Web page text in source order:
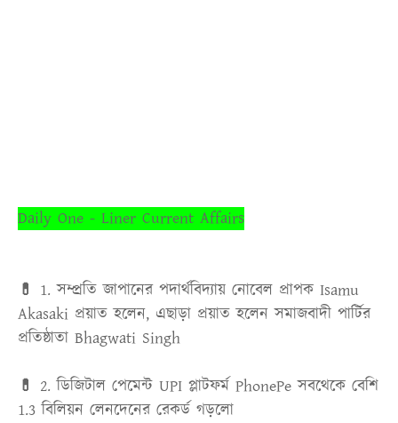
Daily One - Liner Current Affairs
💊 1. সম্প্রতি জাপানের পদার্থবিদ্যায় নোবেল প্রাপক Isamu
Akasaki প্রয়াত হলেন, এছাড়া প্রয়াত হলেন সমাজবাদী পার্টির
প্রতিষ্ঠাতা Bhagwati Singh
💊 2.ডিজিটাল পেমেন্ট UPI প্লাটফর্ম PhonePe সবথেকে বেশি
1.3 বিলিয়ন লেনদেনের রেকর্ড গড়লো